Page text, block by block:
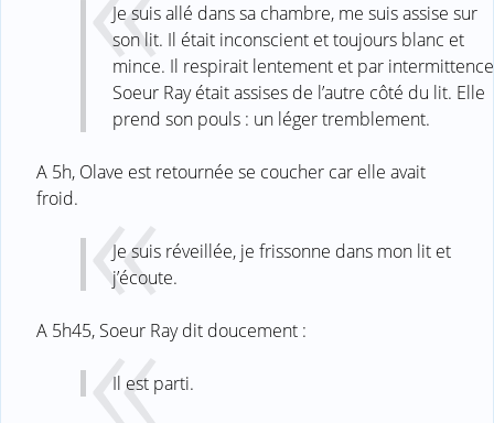
Je suis allé dans sa chambre, me suis assise sur
son lit. Il était inconscient et toujours blanc et
mince. Il respirait lentement et par
Soeur Ray était assises de l’autre côté du lit. Elle
prend son pouls : un léger tremblement.
A 5h, Olave est retournée se coucher car elle avait
froid.
Je suis réveillée, je frissonne dans mon lit et
j’écoute.
A 5h45, Soeur Ray dit doucement :
Il est parti.